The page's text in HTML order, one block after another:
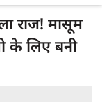
राज! मासूम
के लिए बनी